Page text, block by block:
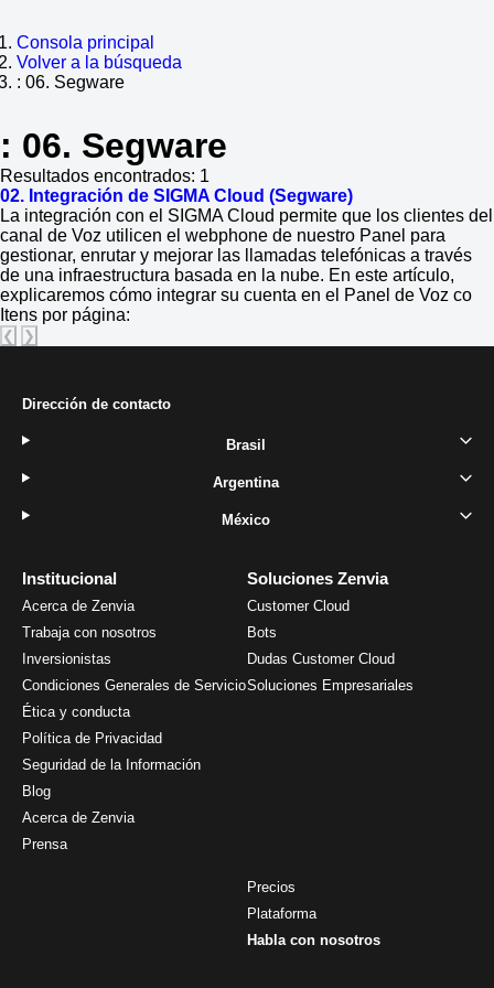
Consola principal
Volver a la búsqueda
: 06. Segware
: 06. Segware
Resultados encontrados: 1
02. Integración de SIGMA Cloud (Segware)
La integración con el SIGMA Cloud permite que los clientes del
canal de Voz utilicen el webphone de nuestro Panel para
gestionar, enrutar y mejorar las llamadas telefónicas a través
de una infraestructura basada en la nube. En este artículo,
explicaremos cómo integrar su cuenta en el Panel de Voz co
Itens por página:
❮ ❯
Institucional
Acerca de Zenvia
Trabaja con nosotros
Inversionistas
Condiciones Generales de Servicio
Ética y conducta
Política de Privacidad
Seguridad de la Información
Blog
Acerca de Zenvia
Prensa
Soluciones Zenvia
Customer Cloud
Bots
Dudas Customer Cloud
Soluciones Empresariales
Precios
Plataforma
Habla con nosotros
Dirección de contacto
Brasil
Argentina
México